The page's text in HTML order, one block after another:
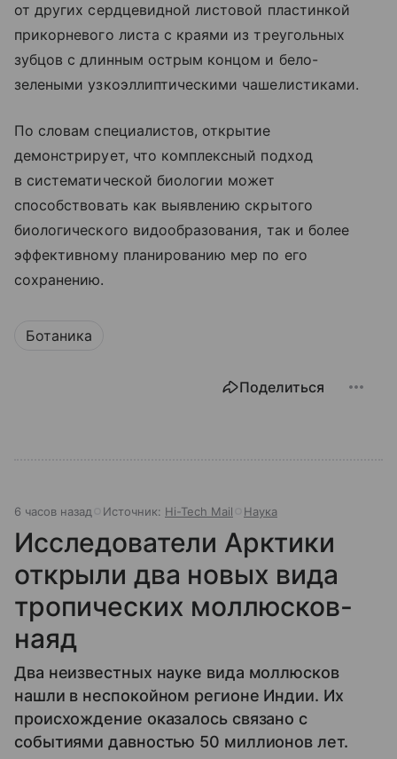
от других сердцевидной листовой пластинкой
прикорневого листа с краями из треугольных
зубцов с длинным острым концом и бело-
зелеными узкоэллиптическими чашелистиками.
По словам специалистов, открытие
демонстрирует, что комплексный подход
в систематической биологии может
способствовать как выявлению скрытого
биологического видообразования, так и более
эффективному планированию мер по его
сохранению.
Ботаника
Поделиться
6 часов назад Источник: Hi-Tech Mail Наука
Исследователи Арктики
открыли два новых вида
тропических моллюсков-
наяд
Два неизвестных науке вида моллюсков
нашли в неспокойном регионе Индии. Их
происхождение оказалось связано с
событиями давностью 50 миллионов лет.